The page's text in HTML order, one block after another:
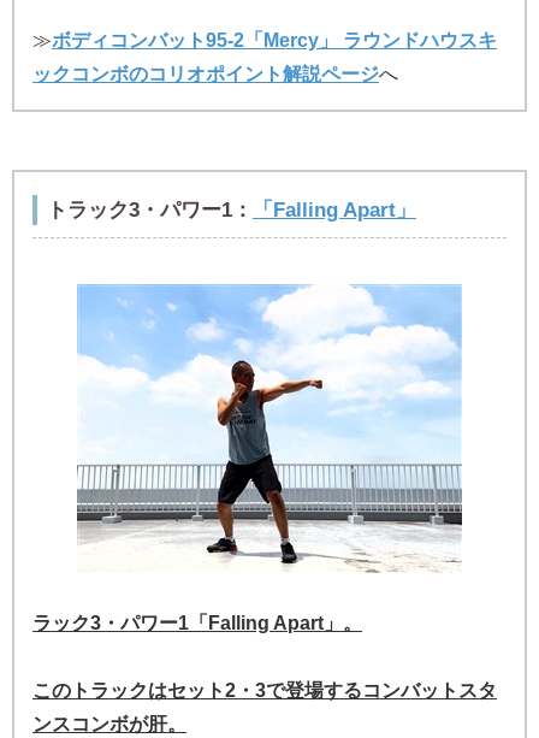
≫ボディコンバット95-2「Mercy」 ラウンドハウスキ
ックコンボのコリオポイント解説ページへ
トラック3・パワー1： 「Falling Apart」
ラック3・パワー1「Falling Apart」。
このトラックはセット2・3で登場するコンバットスタ
ンスコンボが肝。